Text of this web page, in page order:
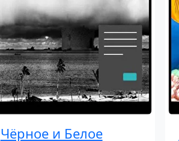
Чёрное и Белое